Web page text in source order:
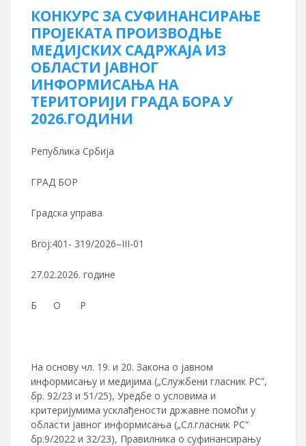
КОНКУРС ЗА СУФИНАНСИРАЊЕ
ПРОJЕКАТА ПРОИЗВОДЊЕ
МЕДИЈСКИХ САДРЖАЈА ИЗ
ОБЛАСТИ JАВНОГ
ИНФОРМИСАЊА НА
ТЕРИТОРИЈИ ГРАДА БОРА У
2026.ГОДИНИ
Република Србија
ГРАД БОР
Градска управа
Broj:401- 319/2026–III-01
27.02.2026. године
Б O Р
На основу чл. 19. и 20. Закона о јавном
информисању и медијима („Службени гласник РС”,
бр. 92/23 и 51/25), Уредбе о условима и
критеријумима усклађености државне помоћи у
области јавног информисања („Сл.гласник РС“
бр.9/2022 и 32/23), Правилника о суфинансирању